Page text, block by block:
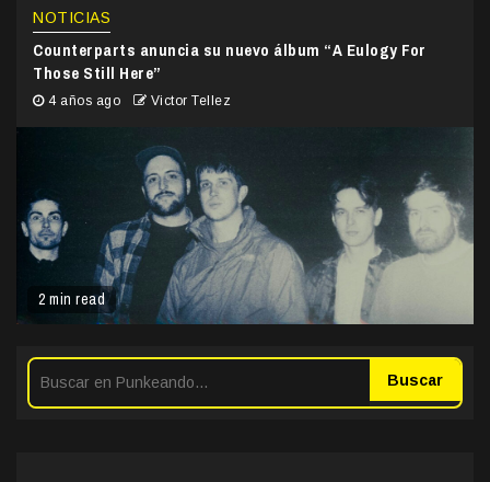
2 min read
NOTICIAS
Counterparts anuncia su nuevo álbum “A Eulogy For
Those Still Here”
4 años ago Victor Tellez
Buscar